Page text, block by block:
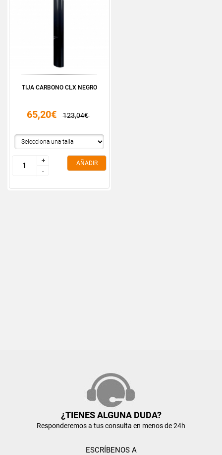
TIJA CARBONO CLX NEGRO
65,20€ 123,04€
+
-
+
-
AÑADIR
¿TIENES ALGUNA DUDA?
Responderemos a tus consulta en menos de 24h
ESCRÍBENOS A